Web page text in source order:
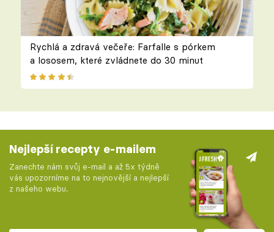
Rychlá a zdravá večeře: Farfalle s pórkem
a lososem, které zvládnete do 30 minut
Nejlepší recepty e-mailem
Zanechte nám svůj e-mail a až 5x týdně
vás upozorníme na to nejnovější a nejlepší
z našeho webu.